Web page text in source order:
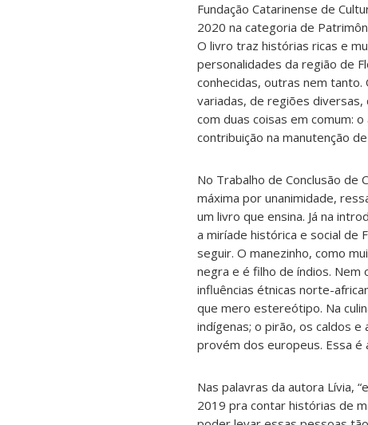
Fundação Catarinense de
2020 na categoria de
O livro traz histórias ricas e
personalidades da região de
conhecidas, outras nem
variadas, de regiões
com duas coisas em comum:
contribuição na manutenção
No Trabalho de Conclusão de
máxima por unanimidade,
um livro que ensina. Já na
a miríade histórica e social de
seguir. O manezinho, como
negra e é filho de índios.
influências étnicas norte-
que mero estereótipo. Na
indígenas; o pirão, os caldos
provém dos europeus. Essa
Nas palavras da autora Lívia,
2019 pra contar histórias de